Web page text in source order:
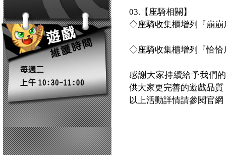
03.【座騎相關】
◇座騎收集櫃增列『崩崩
◇座騎收集櫃增列『恰恰
感謝大家持續給予我們
供大家更完善的遊戲品質
以上活動詳情請參閱官網